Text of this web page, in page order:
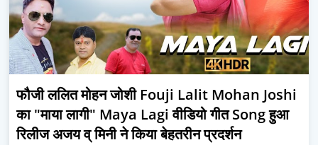
फौजी ललित मोहन जोशी Fouji Lalit Mohan Joshi
का "माया लागी" Maya Lagi वीडियो गीत Song हुआ
रिलीज अजय व् मिनी ने किया बेहतरीन प्रदर्शन